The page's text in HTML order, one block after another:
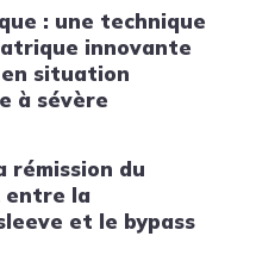
: une technique
innovante
situation
à sévère
rémission du
entre la
et le bypass